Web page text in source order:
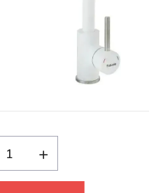
+